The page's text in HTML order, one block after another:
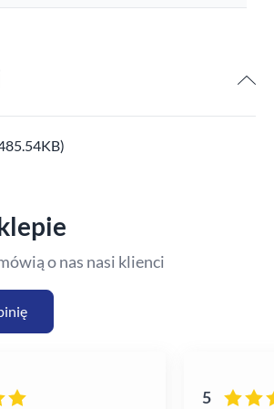
o nas nasi klienci
5